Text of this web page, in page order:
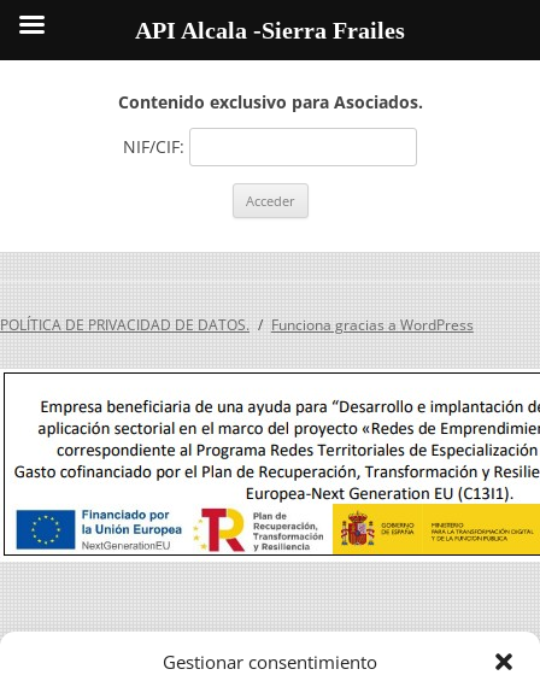
Gestionar consentimiento
Contenido exclusivo para Asociados.
NIF/CIF:
POLÍTICA DE PRIVACIDAD DE DATOS. Funciona gracias a WordPress
API Alcala -Sierra Frailes